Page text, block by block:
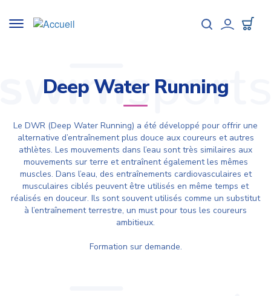
au
menu
Toggle
Deep Water Running
Le DWR (Deep Water Running) a été développé pour offrir une
alternative d’entraînement plus douce aux coureurs et autres
athlètes. Les mouvements dans l’eau sont très similaires aux
mouvements sur terre et entraînent également les mêmes
muscles. Dans l’eau, des entraînements cardiovasculaires et
musculaires ciblés peuvent être utilisés en même temps et
réalisés en douceur. Ils sont souvent utilisés comme un substitut
à l’entraînement terrestre, un must pour tous les coureurs
ambitieux.
Formation sur demande.